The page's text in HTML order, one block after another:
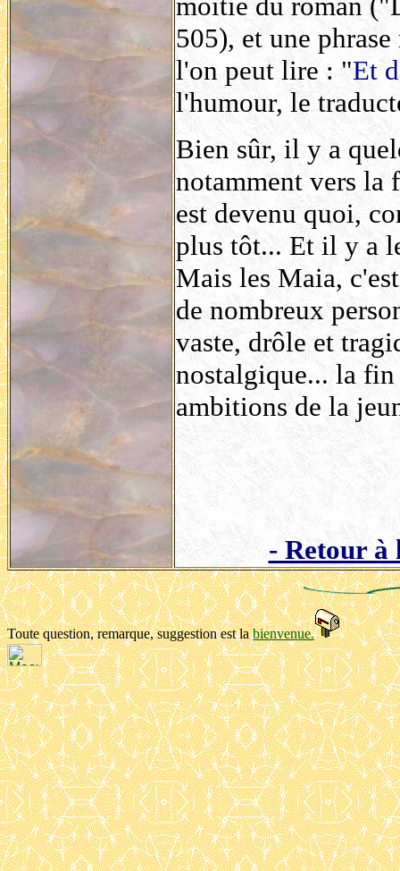
505), et une
l'on peut lire : "Et
l'humour, le
Bien sûr, il y a
notamment vers la
est devenu quoi,
plus tôt... Et il y a
Mais les Maia,
de nombreux
vaste, drôle et
nostalgique... la
ambitions de la
- Retour à
Toute question, remarque, suggestion est labienvenue.